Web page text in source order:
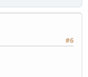
#6